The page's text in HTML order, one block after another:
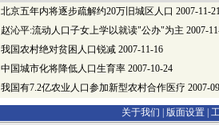
北京五年内将逐步疏解约20万旧城区人口 2007-11-
赵沁平:流动人口子女上学以就读"公办"为主 2007-
我国农村绝对贫困人口锐减 2007-11-16
中国城市化将降低人口生育率 2007-10-24
我国有7.2亿农业人口参加新型农村合作医疗 2007-
关于我们 | 版面设置